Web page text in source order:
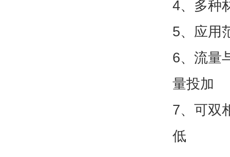
4、多种
5、应用
6、流量
量投加
7、可双
低